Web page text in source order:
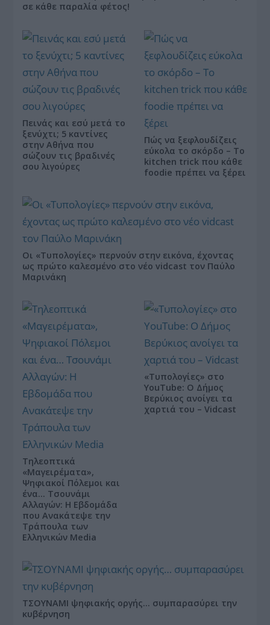
σε κάθε παραλία φέτος!
Πεινάς και εσύ μετά το
ξενύχτι; 5 καντίνες
στην Αθήνα που
σώζουν τις βραδινές
σου λιγούρες
Πώς να ξεφλουδίζεις
εύκολα το σκόρδο – Το
kitchen trick που κάθε
foodie πρέπει να ξέρει
Οι «Τυπολογίες» περνούν στην εικόνα, έχοντας
ως πρώτο καλεσμένο στο νέο vidcast τον Παύλο
Μαρινάκη
Τηλεοπτικά
«Μαγειρέματα»,
Ψηφιακοί Πόλεμοι και
ένα… Τσουνάμι
Αλλαγών: Η Εβδομάδα
που Ανακάτεψε την
Τράπουλα των
Ελληνικών Media
«Τυπολογίες» στο
YouTube: Ο Δήμος
Βερύκιος ανοίγει τα
χαρτιά του – Vidcast
ΤΣΟΥΝΑΜΙ ψηφιακής οργής… συμπαρασύρει την
κυβέρνηση